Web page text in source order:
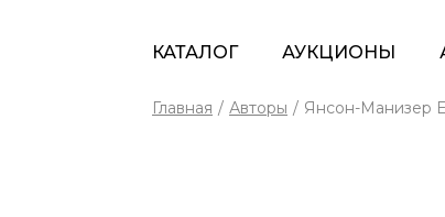
КАТАЛОГ АУКЦИОНЫ
Главная / Авторы / Янсон-Манизер